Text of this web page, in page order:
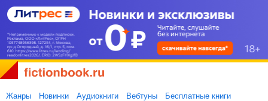
Жанры Новинки Аудиокниги Вебтуны
Бесплатные книги